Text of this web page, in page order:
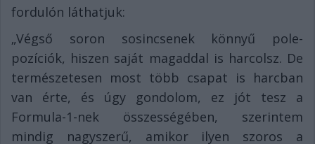
fordulón láthatjuk:
„Végső soron sosincsenek könnyű pole-
pozíciók, hiszen saját magaddal is harcolsz. De
természetesen most több csapat is harcban
van érte, és úgy gondolom, ez jót tesz a
Formula-1-nek összességében, szerintem
mindig nagyszerű, amikor ilyen szoros a